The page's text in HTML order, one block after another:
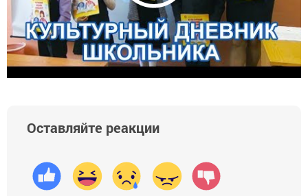
Оставляйте реакции